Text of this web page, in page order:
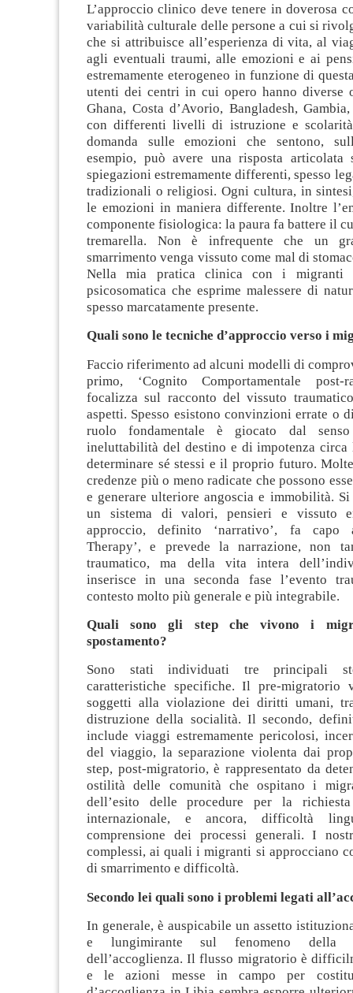
L’approccio clinico deve tenere in doverosa
variabilità culturale delle persone a cui si
che si attribuisce all’esperienza di vita, al
agli eventuali traumi, alle emozioni e ai
estremamente eterogeneo in funzione di
utenti dei centri in cui opero hanno diverse
Ghana, Costa d’Avorio, Bangladesh,
con differenti livelli di istruzione e
domanda sulle emozioni che sentono,
esempio, può avere una risposta
spiegazioni estremamente differenti, spesso
tradizionali o religiosi. Ogni cultura, in
le emozioni in maniera differente. Inoltre
componente fisiologica: la paura fa battere il
tremarella. Non è infrequente che un
smarrimento venga vissuto come mal di
Nella mia pratica clinica con i migranti
psicosomatica che esprime malessere di
spesso marcatamente presente.
Quali sono le tecniche d’approccio verso i
Faccio riferimento ad alcuni modelli di
primo, ‘Cognito Comportamentale post-
focalizza sul racconto del vissuto
aspetti. Spesso esistono convinzioni errate o
ruolo fondamentale è giocato dal
ineluttabilità del destino e di impotenza
determinare sé stessi e il proprio futuro.
credenze più o meno radicate che possono
e generare ulteriore angoscia e immobilità.
un sistema di valori, pensieri e vissuto
approccio, definito ‘narrativo’, fa capo
Therapy’, e prevede la narrazione, non
traumatico, ma della vita intera
inserisce in una seconda fase l’evento
contesto molto più generale e più integrabile.
Quali sono gli step che vivono i
spostamento?
Sono stati individuati tre principali
caratteristiche specifiche. Il pre-migratorio
soggetti alla violazione dei diritti umani,
distruzione della socialità. Il secondo,
include viaggi estremamente pericolosi,
del viaggio, la separazione violenta dai
step, post-migratorio, è rappresentato da
ostilità delle comunità che ospitano i
dell’esito delle procedure per la
internazionale, e ancora, difficoltà
comprensione dei processi generali. I
complessi, ai quali i migranti si approcciano
di smarrimento e difficoltà.
Secondo lei quali sono i problemi legati
In generale, è auspicabile un assetto
e lungimirante sul fenomeno della
dell’accoglienza. Il flusso migratorio è
e le azioni messe in campo per